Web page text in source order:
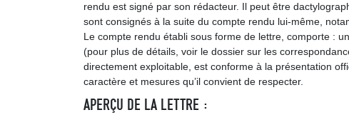
rendu est signé par son rédacteur. Il peut être
sont consignés à la suite du compte rendu lui-même,
Le compte rendu établi sous forme de lettre, comporte :
(pour plus de détails, voir le dossier sur les
directement exploitable, est conforme à la présentation
caractère et mesures qu’il convient de respecter.
APERÇU DE LA LETTRE :